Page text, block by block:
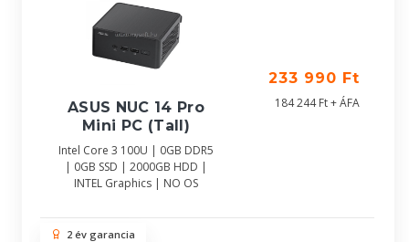
ASUS NUC 14 Pro
Mini PC (Tall)
Intel Core 3 100U | 0GB DDR5
| 0GB SSD | 2000GB HDD |
INTEL Graphics | NO OS
233 990 Ft
184 244 Ft + ÁFA
2 év garancia